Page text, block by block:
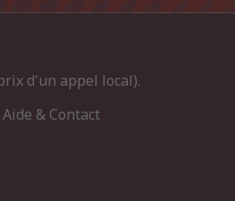
d'un appel local).
& Contact